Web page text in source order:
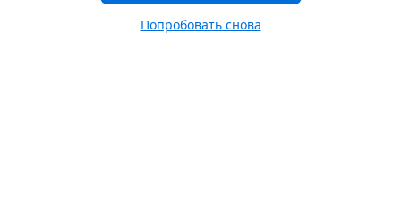
Попробовать снова